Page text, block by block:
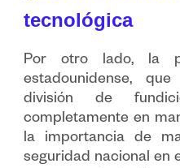
tecnológica
Por otro lado, la
estadounidense,
división de
completamente en
la importancia de
seguridad nacional en